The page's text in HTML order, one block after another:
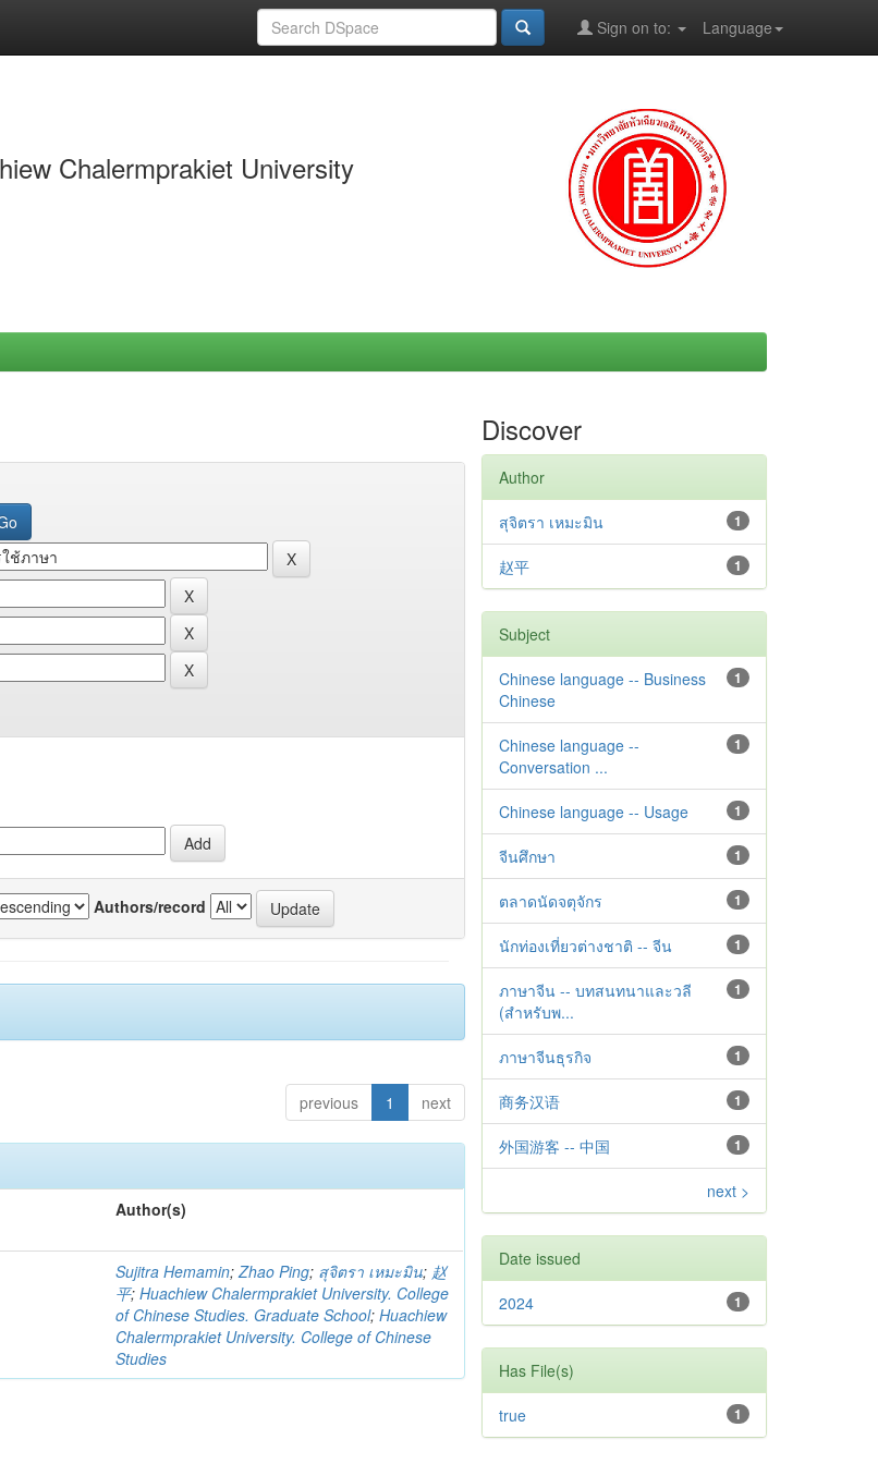
Language
Sign on to:
Chalermprakiet University
Authors/record
previous 1 next
Author(s)
Sujitra Hemamin;Zhao Ping; สุจิตรา เหมะมิน; 赵
平;Huachiew Chalermprakiet University. College
of Chinese Studies. Graduate School;Huachiew
Chalermprakiet University. College of Chinese
Studies
Discover
Author
1
สุจิตรา เหมะมิน
1
赵平
Subject
1
Chinese language -- Business
Chinese
1
Chinese language --
Conversation ...
1
Chinese language -- Usage
1
จีนศึกษา
1
ตลาดนัดจตุจักร
1
นักท่องเที่ยวต่างชาติ -- จีน
1
ภาษาจีน -- บทสนทนาและวลี
(สำหรับพ...
1
ภาษาจีนธุรกิจ
1
商务汉语
1
外国游客 -- 中国
next >
Date issued
1
2024
Has File(s)
1
true